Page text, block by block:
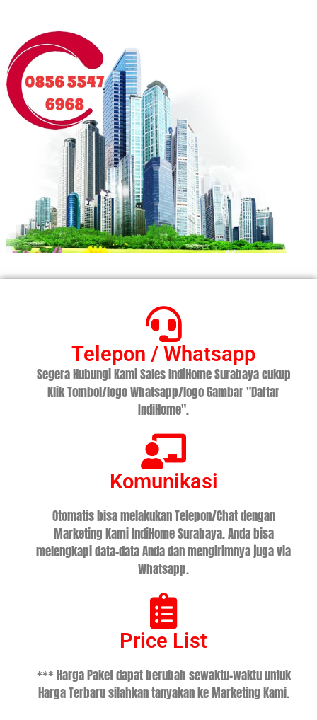
Telepon / Whatsapp
Segera Hubungi Kami Sales IndiHome Surabaya cukup
Klik Tombol/logo Whatsapp/logo Gambar "Daftar
IndiHome".
Komunikasi
Otomatis bisa melakukan Telepon/Chat dengan
Marketing Kami IndiHome Surabaya. Anda bisa
melengkapi data-data Anda dan mengirimnya juga via
Whatsapp.
Price List
*** Harga Paket dapat berubah sewaktu-waktu untuk
Harga Terbaru silahkan tanyakan ke Marketing Kami.